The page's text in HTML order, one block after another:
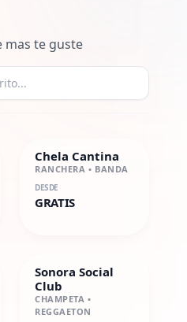
mas te guste
Chela Cantina
RANCHERA • BANDA
DESDE
GRATIS
Sonora Social
Club
CHAMPETA •
REGGAETON